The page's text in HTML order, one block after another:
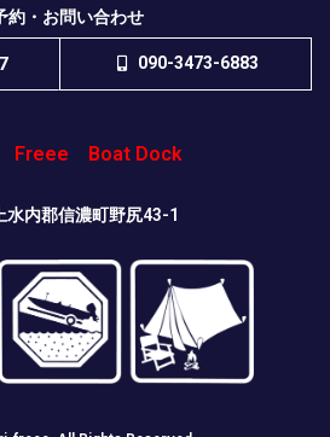
約・お問い合わせ
090-3473-6883
Freee Boat Dock
水内郡信濃町野尻43-1